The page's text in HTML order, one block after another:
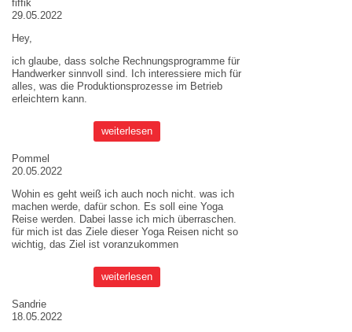
fiffik
29.05.2022
Hey,
ich glaube, dass solche Rechnungsprogramme für
Handwerker sinnvoll sind. Ich interessiere mich für
alles, was die Produktionsprozesse im Betrieb
erleichtern kann.
weiterlesen
Pommel
20.05.2022
Wohin es geht weiß ich auch noch nicht. was ich
machen werde, dafür schon. Es soll eine Yoga
Reise werden. Dabei lasse ich mich überraschen.
für mich ist das Ziele dieser Yoga Reisen nicht so
wichtig, das Ziel ist voranzukommen
weiterlesen
Sandrie
18.05.2022